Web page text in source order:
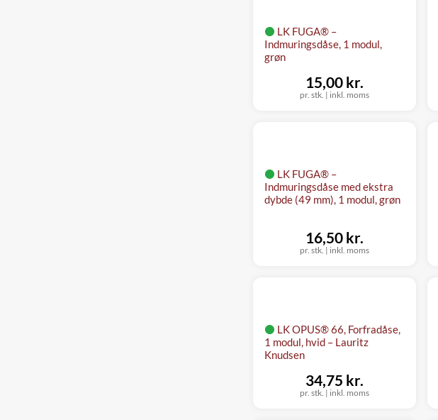
LK FUGA® –
Indmuringsdåse, 1 modul,
grøn
pr. stk. | inkl. moms
15,00 kr.
LK FUGA® –
Indmuringsdåse med ekstra
dybde (49 mm), 1 modul, grøn
pr. stk. | inkl. moms
16,50 kr.
LK OPUS® 66, Forfradåse,
1 modul, hvid – Lauritz
Knudsen
pr. stk. | inkl. moms
34,75 kr.